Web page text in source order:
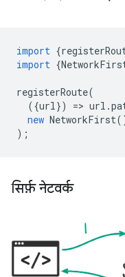
import {
import {
registerRoute(
({url}) => url .
new NetworkFirst
);
सिर्फ़ नेटवर्क